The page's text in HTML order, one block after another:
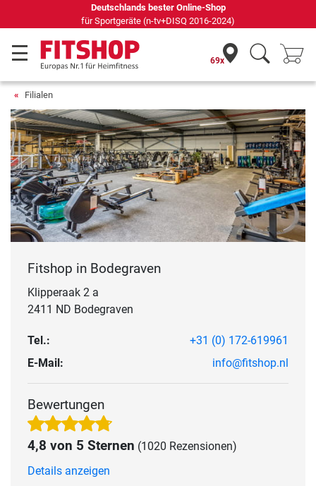
Deutschlands bester Online-Shop
für Sportgeräte (n-tv+DISQ 2016-2024)
69x
Filialen
Fitshop in Bodegraven
Klipperaak 2 a
2411 ND Bodegraven
Tel.:
+31 (0) 172-619961
E-Mail:
info@fitshop.nl
Bewertungen
4,8 von 5 Sternen (1020 Rezensionen)
Details anzeigen